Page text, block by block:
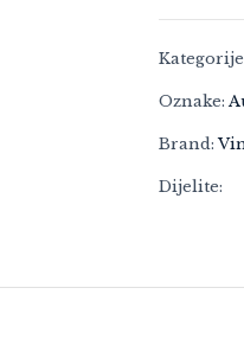
Oznake:
Brand:
Dijelite: